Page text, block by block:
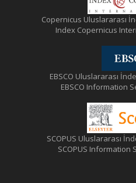
Copernicus Uluslararası
Index Copernicus
EBSCO Uluslararası
EBSCO Information
SCOPUS Uluslararası
SCOPUS Information